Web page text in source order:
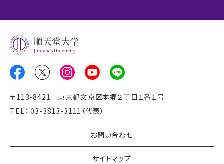
Juntendo University
〒113-8421 東京都文京区本郷２丁目１番１号
TEL： 03-3813-3111（代表）
お問い合わせ
サイトマップ